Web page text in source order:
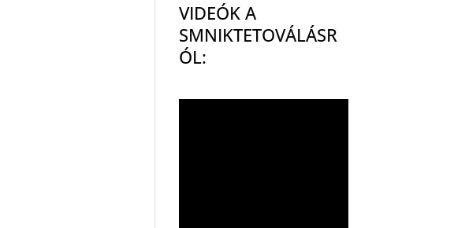
VIDEÓK A
SMNIKTETOVÁLÁSR
ÓL: